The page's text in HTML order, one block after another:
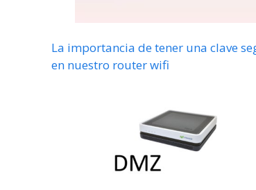
La importancia de tener una clave
en nuestro router wifi